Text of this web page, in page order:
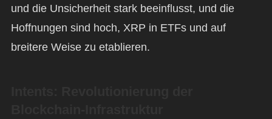
und die Unsicherheit stark beeinflusst, und die
Hoffnungen sind hoch, XRP in ETFs und auf
breitere Weise zu etablieren.